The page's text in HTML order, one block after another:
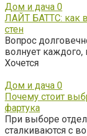
Дом и дача 0
ЛАЙТ БАТТС: как
стен
Вопрос
волнует каждого,
Хочется
Дом и дача 0
Почему стоит
фартука
При выборе
сталкиваются с